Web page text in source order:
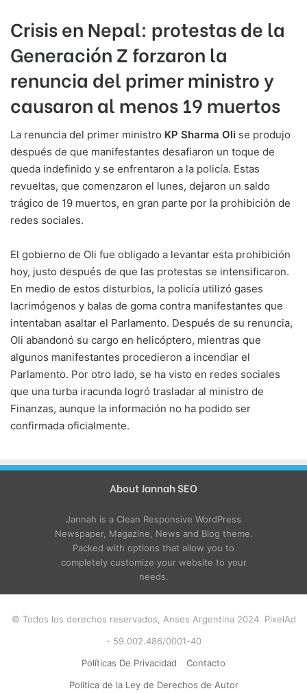
Crisis en Nepal: protestas de la
Generación Z forzaron la
renuncia del primer ministro y
causaron al menos 19 muertos
La renuncia del primer ministro KP Sharma Oli se produjo
después de que manifestantes desafiaron un toque de
queda indefinido y se enfrentaron a la policía. Estas
revueltas, que comenzaron el lunes, dejaron un saldo
trágico de 19 muertos, en gran parte por la prohibición de
redes sociales.
El gobierno de Oli fue obligado a levantar esta prohibición
hoy, justo después de que las protestas se intensificaron.
En medio de estos disturbios, la policía utilizó gases
lacrimógenos y balas de goma contra manifestantes que
intentaban asaltar el Parlamento. Después de su renuncia,
Oli abandonó su cargo en helicóptero, mientras que
algunos manifestantes procedieron a incendiar el
Parlamento. Por otro lado, se ha visto en redes sociales
que una turba iracunda logró trasladar al ministro de
Finanzas, aunque la información no ha podido ser
confirmada oficialmente.
About Jannah SEO
Jannah is a Clean Responsive WordPress
Newspaper, Magazine, News and Blog theme.
Packed with options that allow you to
completely customize your website to your
needs.
© Todos los derechos reservados, Anses Argentina 2024. PixelAd
- 59.002.486/0001-40
Políticas De Privacidad
Contacto
Política de la Ley de Derechos de Autor